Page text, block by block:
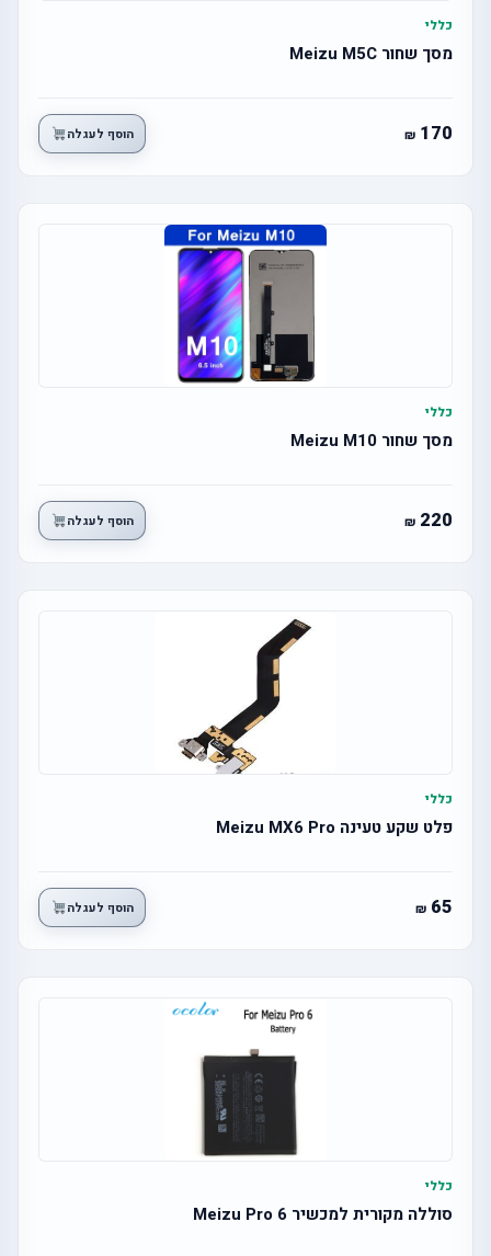
כללי
מסך שחור Meizu M5C
170 הוסף לעגלה
כללי
מסך שחור Meizu M10
220 הוסף לעגלה
כללי
פלט שקע טעינה Meizu MX6 Pro
65 הוסף לעגלה
כללי
סוללה מקורית למכשיר Meizu Pro 6